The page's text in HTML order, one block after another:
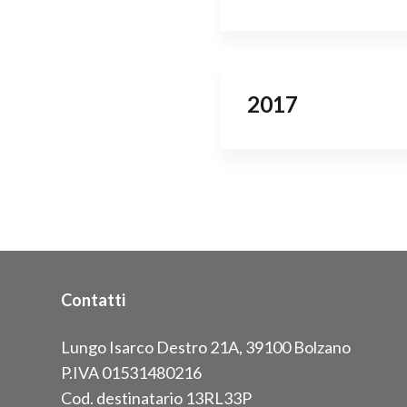
2017
Contatti
Lungo Isarco Destro 21A, 39100 Bolzano
P.IVA 01531480216
Cod. destinatario 13RL33P